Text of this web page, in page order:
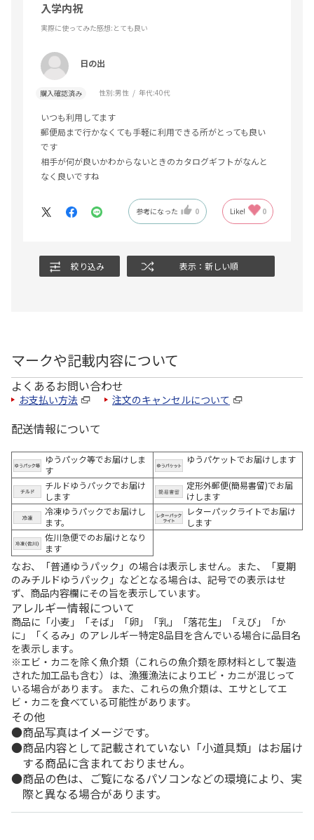
入学内祝
実際に使ってみた感想:とても良い
日の出
購入確認済み 性別:男性 年代:40代
いつも利用してます
郵便局まで行かなくても手軽に利用できる所がとっても良い
です
相手が何が良いかわからないときのカタログギフトがなんと
なく良いですね
参考になった 0 Like! 0
絞り込み 表示：新しい順
マークや記載内容について
よくあるお問い合わせ
お支払い方法 注文のキャンセルについて
配送情報について
ゆうパック等でお届けしま
す
ゆうパケットでお届けします
チルドゆうパックでお届け
します
定形外郵便(簡易書留)でお届
けします
冷凍ゆうパックでお届けし
ます。
レターパックライトでお届け
します
佐川急便でのお届けとなり
ます
なお、「普通ゆうパック」の場合は表示しません。また、「夏期
のみチルドゆうパック」などとなる場合は、記号での表示はせ
ず、商品内容欄にその旨を表示しています。
アレルギー情報について
商品に「小麦」「そば」「卵」「乳」「落花生」「えび」「か
に」「くるみ」のアレルギー特定8品目を含んでいる場合に品目名
を表示します。
※エビ・カニを除く魚介類（これらの魚介類を原材料として製造
された加工品も含む）は、漁獲漁法によりエビ・カニが混じって
いる場合があります。 また、これらの魚介類は、エサとしてエ
ビ・カニを食べている可能性があります。
その他
商品写真はイメージです。
商品内容として記載されていない「小道具類」はお届け
する商品に含まれておりません。
商品の色は、ご覧になるパソコンなどの環境により、実
際と異なる場合があります。